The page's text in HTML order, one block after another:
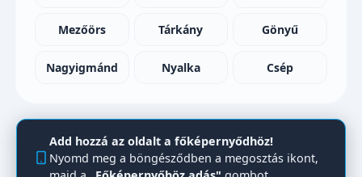
Mezőörs Tárkány Gönyű
Nagyigmánd Nyalka Csép
Add hozzá az oldalt a főképernyődhöz!
Nyomd meg a böngésződben a megosztás ikont,